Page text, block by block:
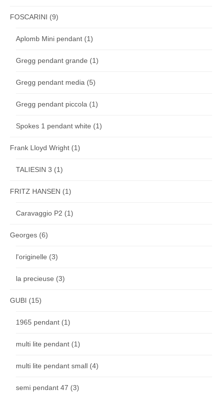
FOSCARINI (9)
Aplomb Mini pendant (1)
Gregg pendant grande (1)
Gregg pendant media (5)
Gregg pendant piccola (1)
Spokes 1 pendant white (1)
Frank Lloyd Wright (1)
TALIESIN 3 (1)
FRITZ HANSEN (1)
Caravaggio P2 (1)
Georges (6)
l'originelle (3)
la precieuse (3)
GUBI (15)
1965 pendant (1)
multi lite pendant (1)
multi lite pendant small (4)
semi pendant 47 (3)